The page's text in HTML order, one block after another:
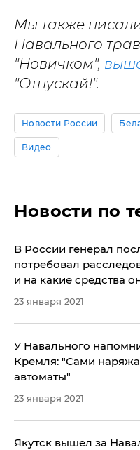
Мы также
Навального
"Новичком",
"Отпускай!".
Новости России
Видео
Новости по
В России генерал
потребовал
и на какие средства
23 января 2021
​У Навального
Кремля: "Сами
автоматы"
23 января 2021
Якутск вышел за